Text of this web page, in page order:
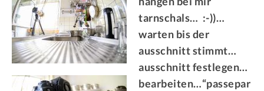
tarnschals… :-))…
warten bis der
ausschnitt stimmt…
ausschnitt festlegen…
bearbeiten…“passepar